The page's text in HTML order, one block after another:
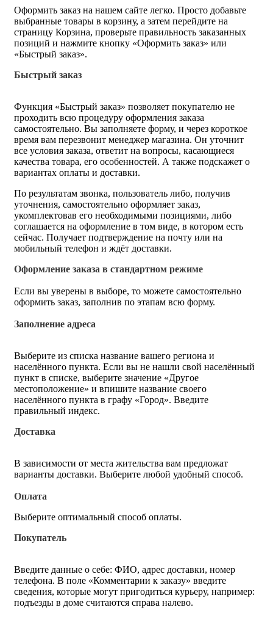
Оформить заказ на нашем сайте легко. Просто добавьте
выбранные товары в корзину, а затем перейдите на
страницу Корзина, проверьте правильность заказанных
позиций и нажмите кнопку «Оформить заказ» или
«Быстрый заказ».
Быстрый заказ
Функция «Быстрый заказ» позволяет покупателю не
проходить всю процедуру оформления заказа
самостоятельно. Вы заполняете форму, и через короткое
время вам перезвонит менеджер магазина. Он уточнит
все условия заказа, ответит на вопросы, касающиеся
качества товара, его особенностей. А также подскажет о
вариантах оплаты и доставки.
По результатам звонка, пользователь либо, получив
уточнения, самостоятельно оформляет заказ,
укомплектовав его необходимыми позициями, либо
соглашается на оформление в том виде, в котором есть
сейчас. Получает подтверждение на почту или на
мобильный телефон и ждёт доставки.
Оформление заказа в стандартном режиме
Если вы уверены в выборе, то можете самостоятельно
оформить заказ, заполнив по этапам всю форму.
Заполнение адреса
Выберите из списка название вашего региона и
населённого пункта. Если вы не нашли свой населённый
пункт в списке, выберите значение «Другое
местоположение» и впишите название своего
населённого пункта в графу «Город». Введите
правильный индекс.
Доставка
В зависимости от места жительства вам предложат
варианты доставки. Выберите любой удобный способ.
Оплата
Выберите оптимальный способ оплаты.
Покупатель
Введите данные о себе: ФИО, адрес доставки, номер
телефона. В поле «Комментарии к заказу» введите
сведения, которые могут пригодиться курьеру, например:
подъезды в доме считаются справа налево.